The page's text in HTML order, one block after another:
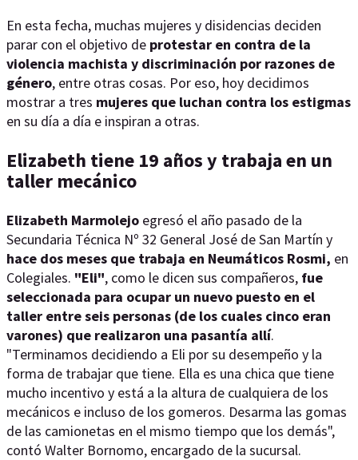
En esta fecha, muchas mujeres y disidencias deciden
parar con el objetivo de protestar en contra de la
violencia machista y discriminación por razones de
género, entre otras cosas. Por eso, hoy decidimos
mostrar a tres mujeres que luchan contra los estigmas
en su día a día e inspiran a otras.
Elizabeth tiene 19 años y trabaja en un
taller mecánico
Elizabeth Marmolejo egresó el año pasado de la
Secundaria Técnica Nº 32 General José de San Martín y
hace dos meses que trabaja en Neumáticos Rosmi, en
Colegiales. "Eli", como le dicen sus compañeros, fue
seleccionada para ocupar un nuevo puesto en el
taller entre seis personas (de los cuales cinco eran
varones) que realizaron una pasantía allí.
"Terminamos decidiendo a Eli por su desempeño y la
forma de trabajar que tiene. Ella es una chica que tiene
mucho incentivo y está a la altura de cualquiera de los
mecánicos e incluso de los gomeros. Desarma las gomas
de las camionetas en el mismo tiempo que los demás",
contó Walter Bornomo, encargado de la sucursal.